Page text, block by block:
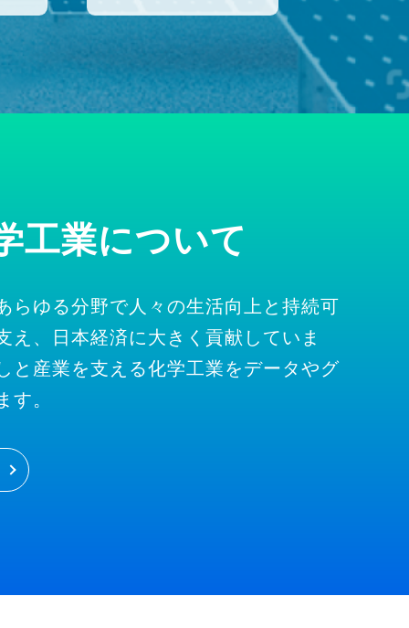
工業について
らゆる分野で人々の生活向上と持続可
え、日本経済に大きく貢献していま
と産業を支える化学工業をデータやグ
す。